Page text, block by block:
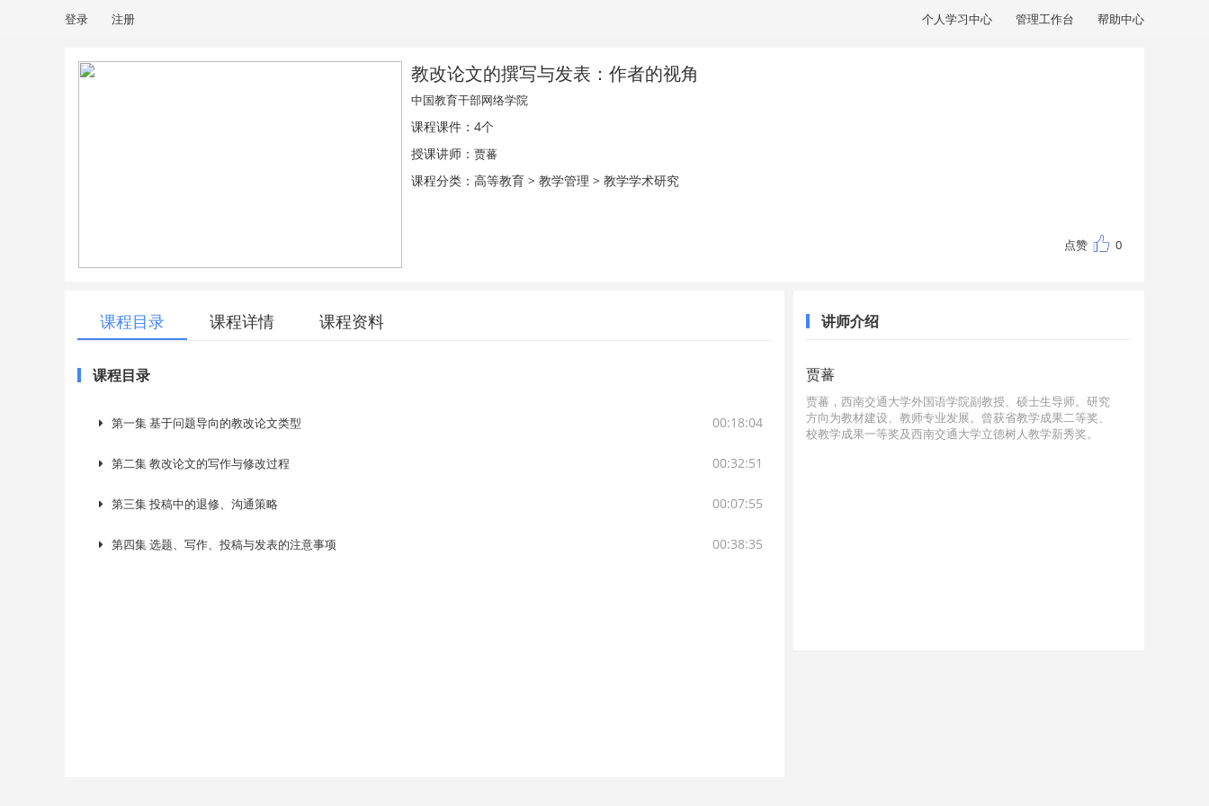
登录 注册 个人学习中心 管理工作台 帮助中心
教改论文的撰写与发表：作者的视角
中国教育干部网络学院
课程课件：4个
授课讲师： 贾蕃
课程分类：高等教育 > 教学管理 > 教学学术研究
点赞 0
课程目录 课程详情 课程资料
课程目录
第一集 基于问题导向的教改论文类型 00:18:04
第二集 教改论文的写作与修改过程 00:32:51
第三集 投稿中的退修、沟通策略 00:07:55
第四集 选题、写作、投稿与发表的注意事项 00:38:35
讲师介绍
贾蕃
贾蕃，西南交通大学外国语学院副教授、硕士生导师。研究
方向为教材建设、教师专业发展。曾获省教学成果二等奖、
校教学成果一等奖及西南交通大学立德树人教学新秀奖。